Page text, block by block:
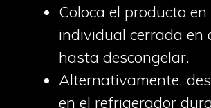
Coloca el producto
individual cerrada en
hasta descongelar.
Alternativamente,
en el refrigerador